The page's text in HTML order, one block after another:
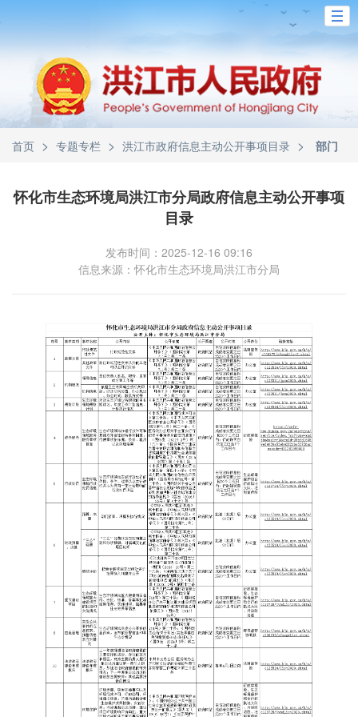
首页 > 专题专栏 > 洪江市政府信息主动公开事项目录 > 部门
怀化市生态环境局洪江市分局政府信息主动公开事项
目录
发布时间：2025-12-16 09:16
信息来源：怀化市生态环境局洪江市分局